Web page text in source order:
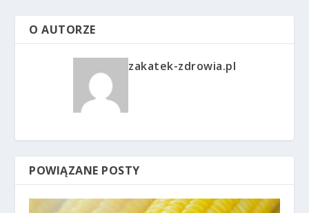
O AUTORZE
zakatek-zdrowia.pl
POWIĄZANE POSTY